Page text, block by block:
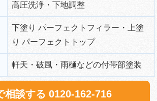
高圧洗浄・下地調整
下塗り パーフェクトフィラー・上塗
り パーフェクトトップ
軒天・破風・雨樋などの付帯部塗装
相談する 0120-162-716